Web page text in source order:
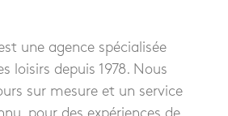
une agence spécialisée
loisirs depuis 1978. Nous
sur mesure et un service